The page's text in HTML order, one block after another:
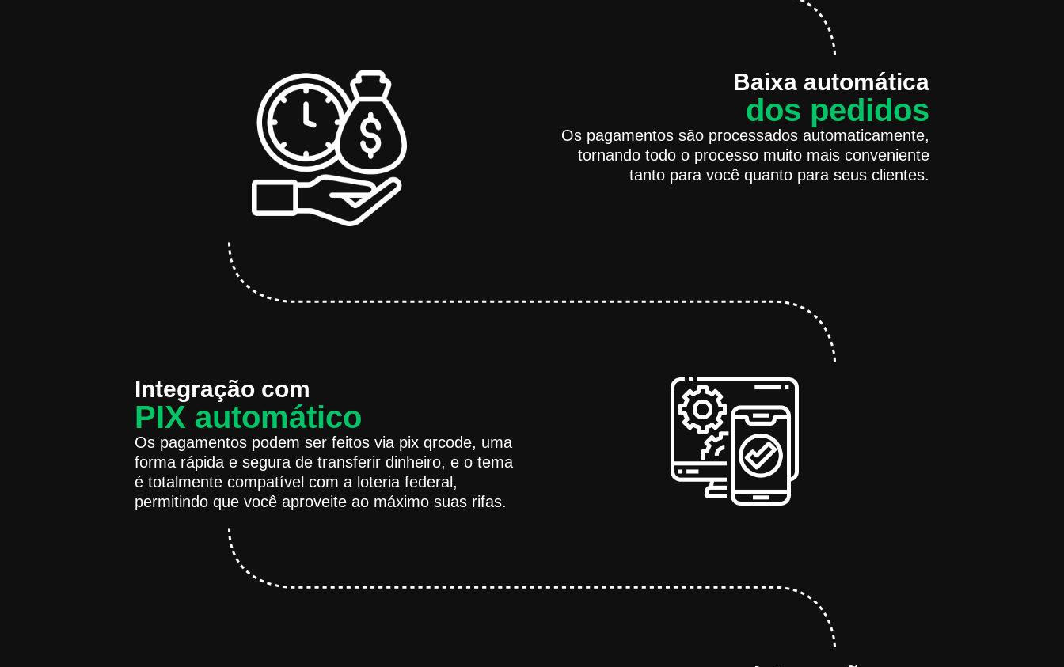
Baixa automática
dos pedidos
Os pagamentos são processados automaticamente,
tornando todo o processo muito mais conveniente
tanto para você quanto para seus clientes.
Integração com
PIX automático
Os pagamentos podem ser feitos via pix qrcode, uma
forma rápida e segura de transferir dinheiro, e o tema
é totalmente compatível com a loteria federal,
permitindo que você aproveite ao máximo suas rifas.